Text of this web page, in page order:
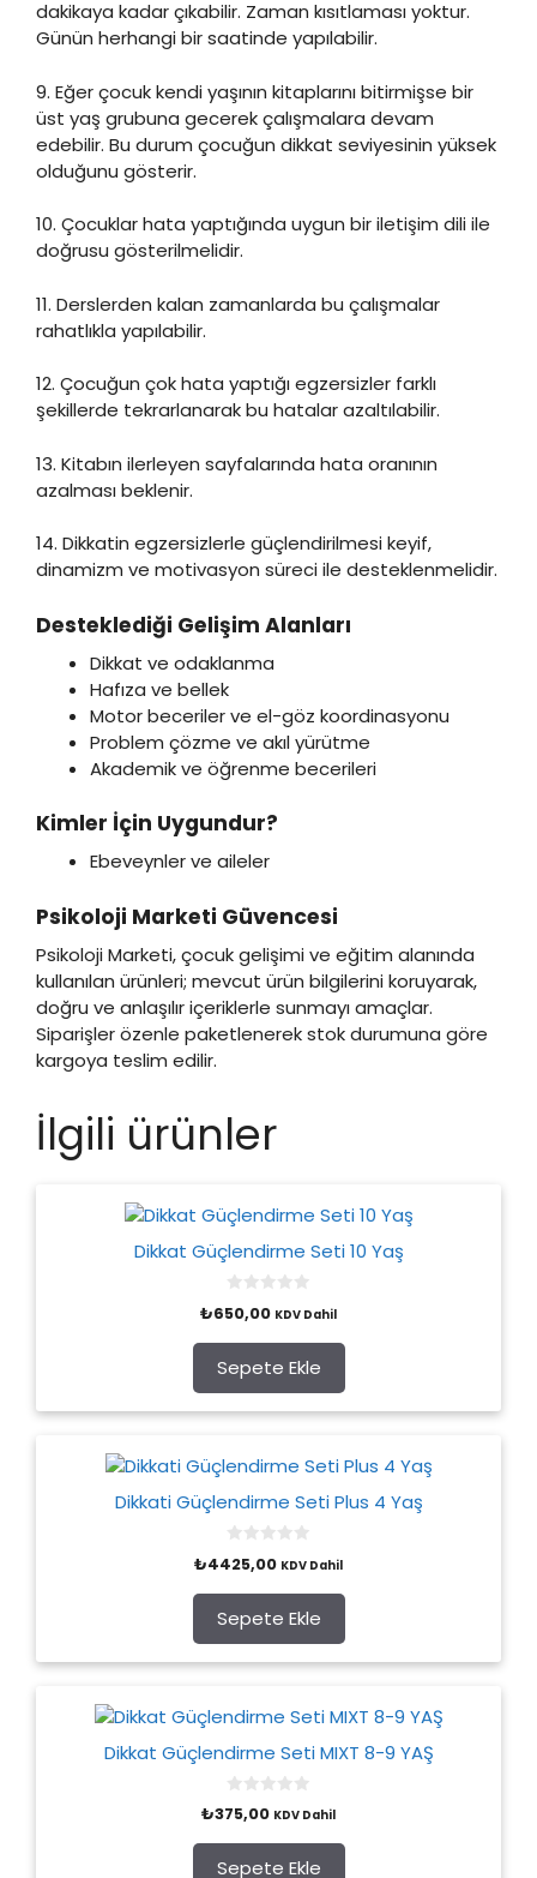
dakikaya kadar çıkabilir. Zaman kısıtlaması yoktur.
Günün herhangi bir saatinde yapılabilir.
9. Eğer çocuk kendi yaşının kitaplarını bitirmişse bir
üst yaş grubuna gecerek çalışmalara devam
edebilir. Bu durum çocuğun dikkat seviyesinin yüksek
olduğunu gösterir.
10. Çocuklar hata yaptığında uygun bir iletişim dili ile
doğrusu gösterilmelidir.
11. Derslerden kalan zamanlarda bu çalışmalar
rahatlıkla yapılabilir.
12. Çocuğun çok hata yaptığı egzersizler farklı
şekillerde tekrarlanarak bu hatalar azaltılabilir.
13. Kitabın ilerleyen sayfalarında hata oranının
azalması beklenir.
14. Dikkatin egzersizlerle güçlendirilmesi keyif,
dinamizm ve motivasyon süreci ile desteklenmelidir.
Desteklediği Gelişim Alanları
Dikkat ve odaklanma
Hafıza ve bellek
Motor beceriler ve el-göz koordinasyonu
Problem çözme ve akıl yürütme
Akademik ve öğrenme becerileri
Kimler İçin Uygundur?
Ebeveynler ve aileler
Psikoloji Marketi Güvencesi
Psikoloji Marketi, çocuk gelişimi ve eğitim alanında
kullanılan ürünleri; mevcut ürün bilgilerini koruyarak,
doğru ve anlaşılır içeriklerle sunmayı amaçlar.
Siparişler özenle paketlenerek stok durumuna göre
kargoya teslim edilir.
İlgili ürünler
Dikkat Güçlendirme Seti 10 Yaş
o
t
o
f
5
₺650,00 KDV Dahil
Sepete Ekle
Dikkati Güçlendirme Seti Plus 4 Yaş
o
t
o
f
5
₺4425,00 KDV Dahil
Sepete Ekle
Dikkat Güçlendirme Seti MIXT 8-9 YAŞ
0
o
t
o
₺375,00 KDV Dahil
Sepete Ekle